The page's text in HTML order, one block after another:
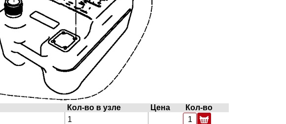
Кол-во в узле Цена
Кол-во
1